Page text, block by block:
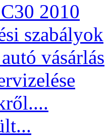
2010
szabályok
vásárlás